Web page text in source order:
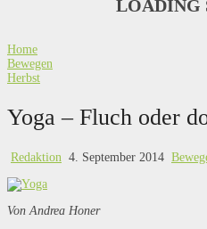
Home
Bewegen
Herbst
Yoga – Fluch oder
Redaktion 4. September 2014
Von Andrea Honer